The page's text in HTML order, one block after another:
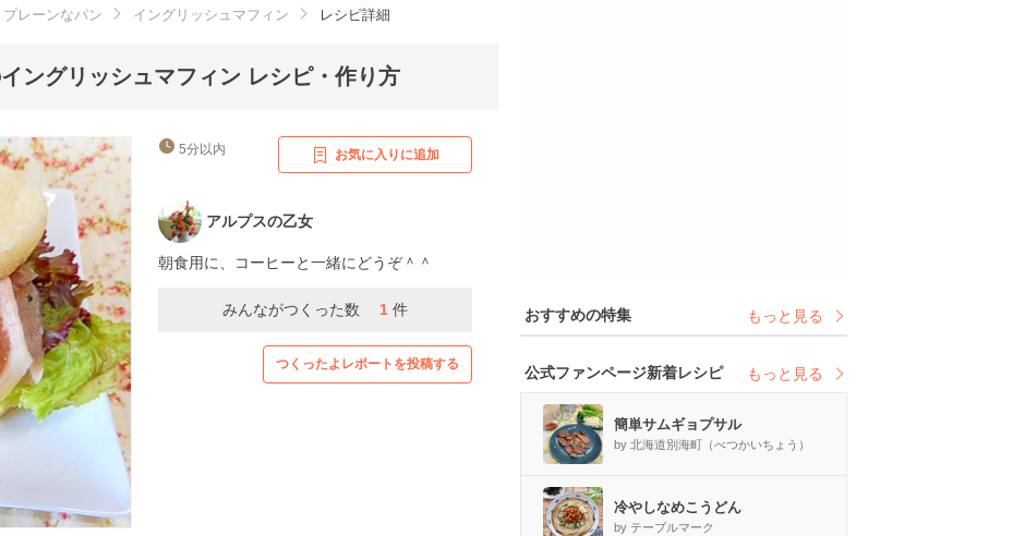
プレーンなパン イングリッシュマフィン レシピ詳細
ングリッシュマフィン レシピ・作り方
5分以内 お気に入りに追加
アルプスの乙女
朝食用に、コーヒーと一緒にどうぞ＾＾
みんながつくった数 1 件
つくったよレポートを投稿する
おすすめの特集 もっと見る
公式ファンページ新着レシピ もっと見る
簡単サムギョプサル
by 北海道別海町（べつかいちょう）
冷やしなめこうどん
by テーブルマーク